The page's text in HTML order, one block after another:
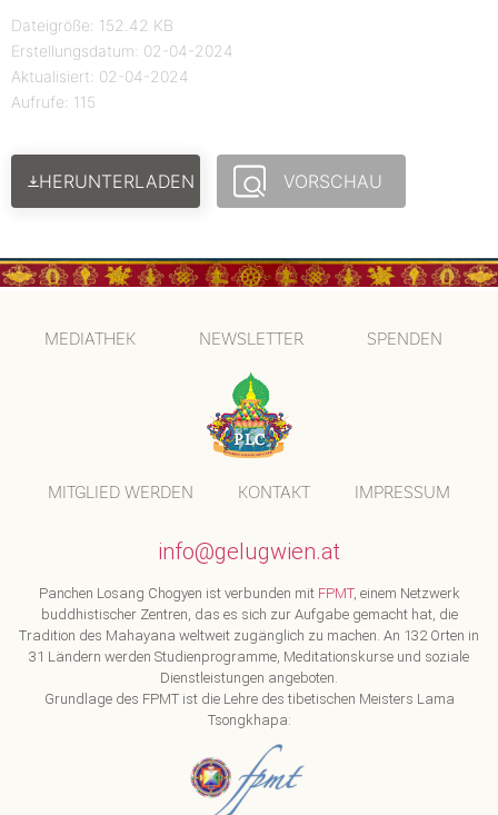
Dateigröße: 152.42 KB
Erstellungsdatum: 02-04-2024
Aktualisiert: 02-04-2024
Aufrufe: 115
HERUNTERLADEN VORSCHAU
MEDIATHEK NEWSLETTER SPENDEN
MITGLIED WERDEN KONTAKT IMPRESSUM
info@gelugwien.at
Panchen Losang Chogyen ist verbunden mit FPMT, einem Netzwerk
buddhistischer Zentren, das es sich zur Aufgabe gemacht hat, die
Tradition des Mahayana weltweit zugänglich zu machen. An 132 Orten in
31 Ländern werden Studienprogramme, Meditationskurse und soziale
Dienstleistungen angeboten.
Grundlage des FPMT ist die Lehre des tibetischen Meisters Lama
Tsongkhapa: